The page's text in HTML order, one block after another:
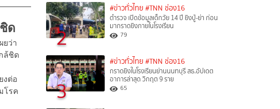
ด
ยว่า
ล้ชิด
งต่อ
โรค
2
#ข่าวทั่วไทย #TNN ช่อง16
ตำรวจ เปิดข้อมูลเด็กวัย 14 ปี ยิงปู่-ย่า ก่อน
มากราดยิงภายในโรงเรียน
79
3
#ข่าวทั่วไทย #TNN ช่อง16
กราดยิงในโรงเรียนย่านนนทบุรี สธ.อัปเดต
อาการล่าสุด วิกฤต 9 ราย
65